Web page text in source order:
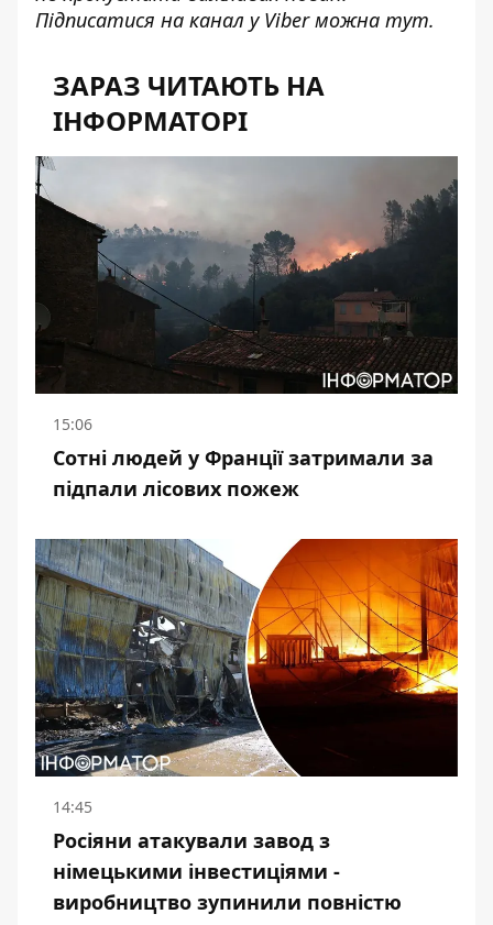
Підписатися на канал у Viber можна тут.
ЗАРАЗ ЧИТАЮТЬ НА
ІНФОРМАТОРІ
15:06
Сотні людей у Франції затримали за
підпали лісових пожеж
14:45
Росіяни атакували завод з
німецькими інвестиціями -
виробництво зупинили повністю